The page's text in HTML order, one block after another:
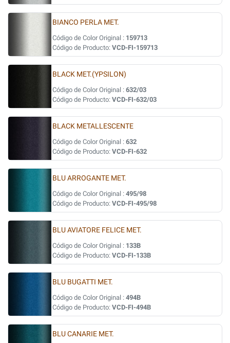
BIANCO PERLA MET.
Código de Color Original : 159713
Código de Producto: VCD-FI-159713
BLACK MET.(YPSILON)
Código de Color Original : 632/03
Código de Producto: VCD-FI-632/03
BLACK METALLESCENTE
Código de Color Original : 632
Código de Producto: VCD-FI-632
BLU ARROGANTE MET.
Código de Color Original : 495/98
Código de Producto: VCD-FI-495/98
BLU AVIATORE FELICE MET.
Código de Color Original : 133B
Código de Producto: VCD-FI-133B
BLU BUGATTI MET.
Código de Color Original : 494B
Código de Producto: VCD-FI-494B
BLU CANARIE MET.